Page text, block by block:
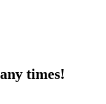
times!